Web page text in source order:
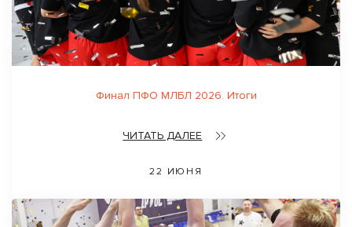
Финал ПФО МЛБЛ 2026. Итоги
ЧИТАТЬ ДАЛЕЕ
22 ИЮНЯ